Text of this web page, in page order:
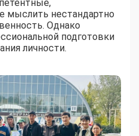
нестандартно
Однако
подготовки
личности.